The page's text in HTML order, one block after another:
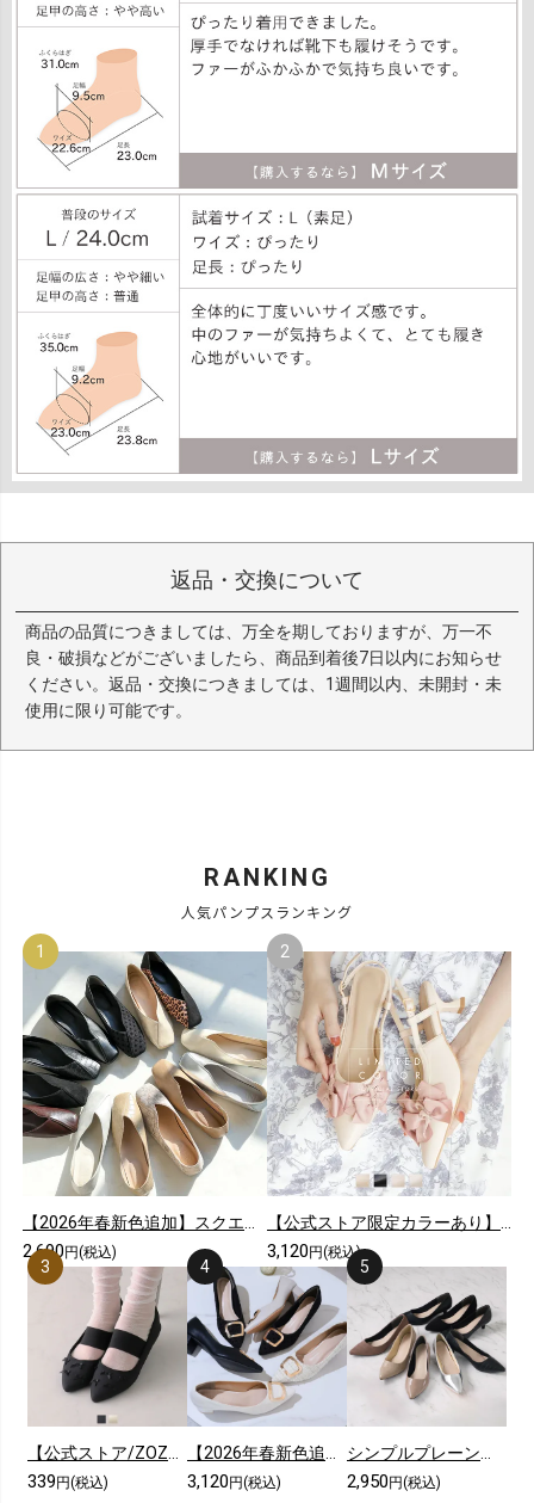
返品・交換について
商品の品質につきましては、万全を期しておりますが、万一不
良・破損などがございましたら、商品到着後7日以内にお知らせ
ください。返品・交換につきましては、1週間以内、未開封・未
使用に限り可能です。
RANKING
人気パンプスランキング
2,690 円(税込) 3,120 円(税込)
339 円(税込) 3,120 円(税込) 2,950 円(税込)